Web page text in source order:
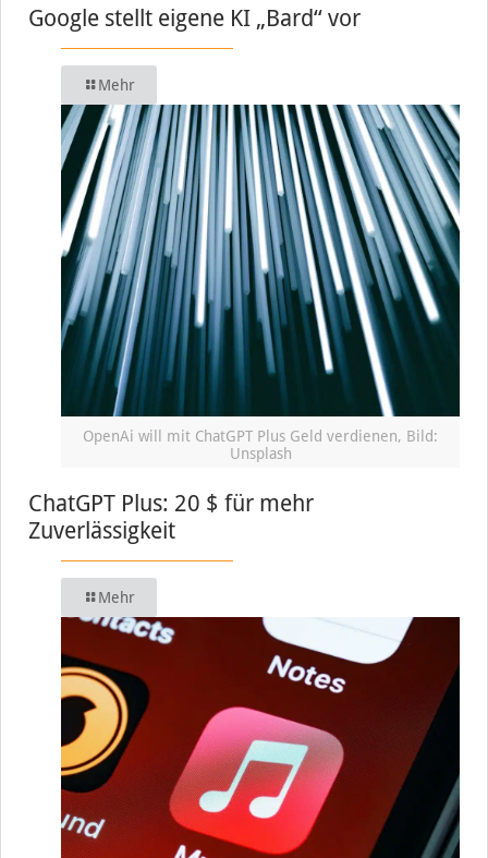
Google stellt eigene KI „Bard“ vor
Mehr
OpenAi will mit ChatGPT Plus Geld verdienen, Bild:
Unsplash
ChatGPT Plus: 20 $ für mehr
Zuverlässigkeit
Mehr